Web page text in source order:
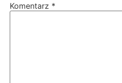
Komentarz *